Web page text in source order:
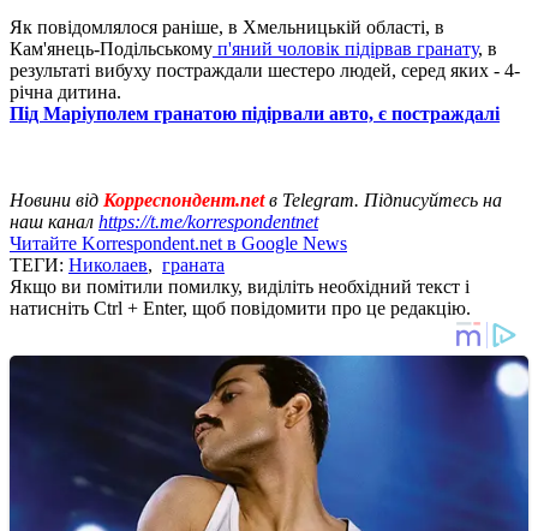
Як повідомлялося раніше, в Хмельницькій області, в
Кам'янець-Подільському п'яний чоловік підірвав гранату, в
результаті вибуху постраждали шестеро людей, серед яких - 4-
річна дитина.
Під Маріуполем гранатою підірвали авто, є постраждалі
Новини від Корреспондент.netв Telegram. Підписуйтесь на
наш канал https://t.me/korrespondentnet
Читайте Korrespondent.net в Google News
ТЕГИ: Николаев, граната
Якщо ви помітили помилку, виділіть необхідний текст і
натисніть Ctrl + Enter, щоб повідомити про це редакцію.